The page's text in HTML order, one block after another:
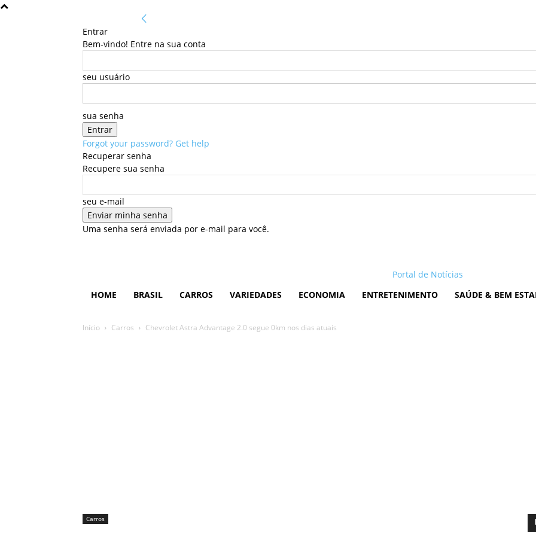
Entrar
Bem-vindo! Entre na sua conta
seu usuário
sua senha
Forgot your password? Get help
Recuperar senha
Recupere sua senha
seu e-mail
Uma senha será enviada por e-mail para você.
Portal de Notícias
HOME
BRASIL CARROS VARIEDADES ECONOMIA ENTRETENIMENTO SAÚDE & BEM
Início Carros Chevrolet Astra Advantage 2.0 segue 0km nos dias atuais
Carros